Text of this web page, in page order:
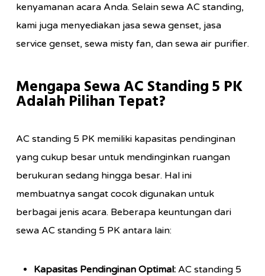
kenyamanan acara Anda. Selain sewa AC standing,
kami juga menyediakan jasa sewa genset, jasa
service genset, sewa misty fan, dan sewa air purifier.
Mengapa Sewa AC Standing 5 PK
Adalah Pilihan Tepat?
AC standing 5 PK memiliki kapasitas pendinginan
yang cukup besar untuk mendinginkan ruangan
berukuran sedang hingga besar. Hal ini
membuatnya sangat cocok digunakan untuk
berbagai jenis acara. Beberapa keuntungan dari
sewa AC standing 5 PK antara lain:
Kapasitas Pendinginan Optimal:AC standing 5